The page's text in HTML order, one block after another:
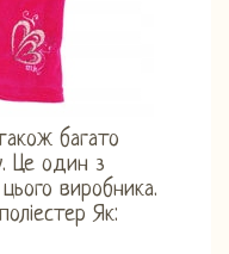
багато
Це один з
виробника.
Як: